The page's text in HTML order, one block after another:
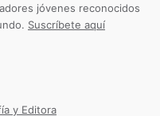
jóvenes reconocidos
Suscríbete aquí